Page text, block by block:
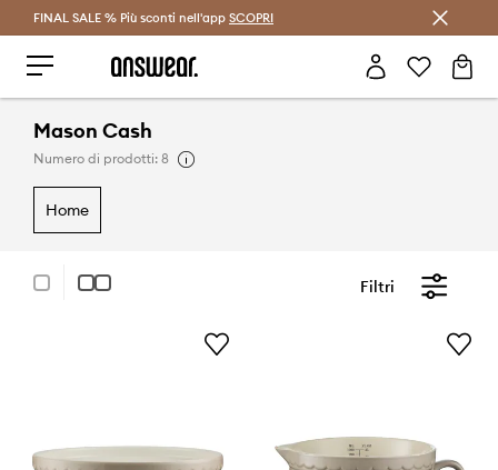
Risparmia con Answear Club >
FINAL SALE % Più sconti nell'app SCOPRI
Mason Cash
Numero di prodotti: 8
home
Filtri